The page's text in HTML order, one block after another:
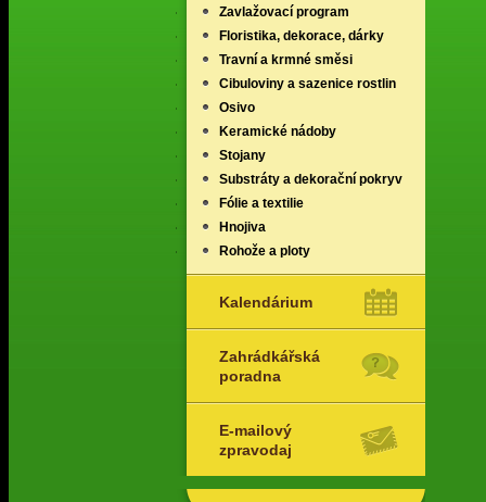
Zavlažovací program
Floristika, dekorace, dárky
Travní a krmné směsi
Cibuloviny a sazenice rostlin
Osivo
Keramické nádoby
Stojany
Substráty a dekorační pokryv
Fólie a textilie
Hnojiva
Rohože a ploty
Kalendárium
Zahrádkářská
poradna
E-mailový
zpravodaj